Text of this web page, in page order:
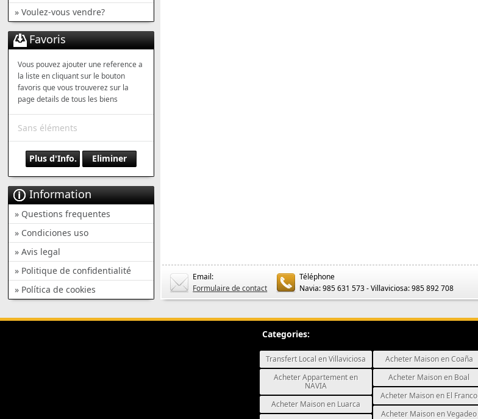
» Voulez-vous vendre?
Favoris
Vous pouvez ajouter une reference a
la liste en cliquant sur le bouton
favoris que vous trouverez sur la
page details de tous les biens
Sans éléments
Plus d'Info. Eliminer
Information
» Questions frequentes
» Condiciones uso
» Avis legal
» Politique de confidentialité
» Política de cookies
Email:
Formulaire de contact
Téléphone
Navia: 985 631 573 - Villaviciosa: 985 892 708
Categories:
Transfert Local en Villaviciosa
Acheter Appartement en
NAVIA
Acheter Maison en Luarca
Acheter Maison en Coaña
Acheter Maison en Boal
Acheter Maison en El Franco
Acheter Maison en Vegadeo